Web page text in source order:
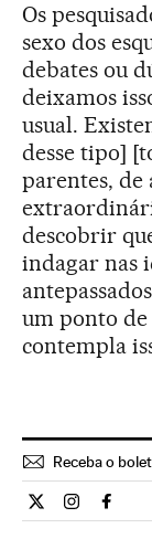
Os
sexo dos
debates ou
deixamos
usual.
desse tipo]
parentes, de
descobrir
indagar nas
um ponto de
contempla
Receba o
Ciencia El País
Ciencia El